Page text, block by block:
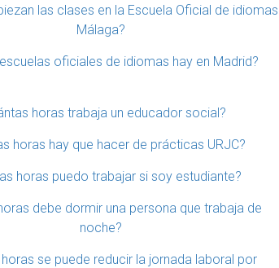
las clases en la Escuela Oficial de idiomas
Málaga?
oficiales de idiomas hay en Madrid?
horas trabaja un educador social?
horas hay que hacer de prácticas URJC?
horas puedo trabajar si soy estudiante?
debe dormir una persona que trabaja de
noche?
horas se puede reducir la jornada laboral por